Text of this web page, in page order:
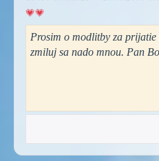
Prosim o modlitby za prijatie
zmiluj sa nado mnou. Pan